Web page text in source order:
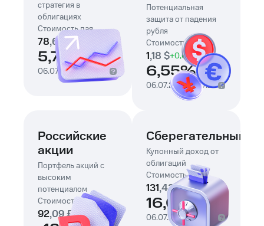
стратегия в
облигациях
Стоимость пая
78,65 ₽+4
5,73%
06.07.25-06.07.26
Потенциальная
защита от падения
рубля
Стоимость пая
1,18 $+0,07$
6,55%
06.07.25-06.07.26
Российские
акции
Портфель акций с
высоким
потенциалом
Стоимость пая
92,09₽-14,04₽
Сберегательный
Купонный доход от
облигаций
Стоимость пая
131,43₽+18,13₽
16,00%
06.07.25-06.07.26